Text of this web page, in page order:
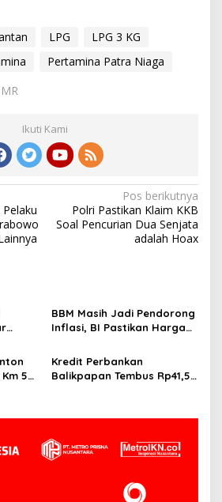
LPG
LPG 3 KG
Pertamina Patra Niaga
Ikuti Kami
Pos berikutnya
Polri Pastikan Klaim KKB
Soal Pencurian Dua Senjata
adalah Hoax
BBM Masih Jadi Pendorong
Inflasi, BI Pastikan Harga
PPU Terkendali
5
Kredit Perbankan
Balikpapan Tembus Rp41,5